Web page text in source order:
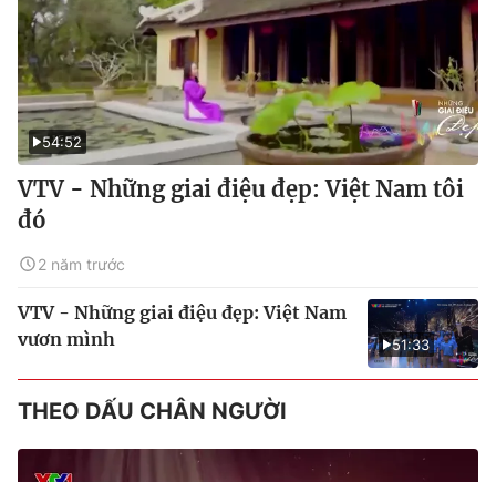
54:52
VTV - Những giai điệu đẹp: Việt Nam tôi
đó
2 năm trước
51:33
VTV - Những giai điệu đẹp: Việt Nam
vươn mình
THEO DẤU CHÂN NGƯỜI